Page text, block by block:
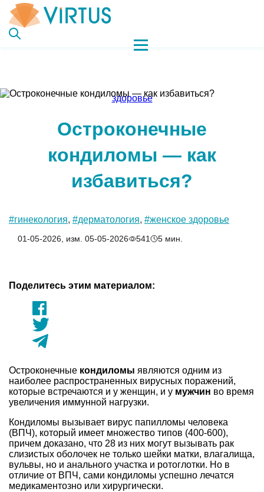
здоровье
Остроконечные
кондиломы — как
избавиться?
#гинекология, #дерматология, #женское здоровье
01-05-2026, изм. 05-05-2026 541 5 мин.
Поделитесь этим материалом:
Остроконечные кондиломы являются одним из
наиболее распространенных вирусных поражений,
которые встречаются и у женщин, и у мужчин во время
увеличения иммунной нагрузки.
Кондиломы вызывает вирус папилломы человека
(ВПЧ), который имеет множество типов (400-600),
причем доказано, что 28 из них могут вызывать рак
слизистых оболочек не только шейки матки, влагалища,
вульвы, но и анального участка и ротоглотки. Но в
отличие от ВПЧ, сами кондиломы успешно лечатся
медикаментозно или хирургически.